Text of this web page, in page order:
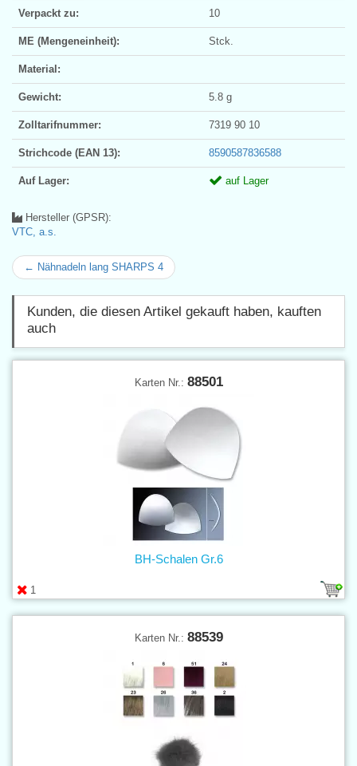
Verpackt zu: 10
ME (Mengeneinheit): Stck.
Material:
Gewicht: 5.8 g
Zolltarifnummer: 7319 90 10
Strichcode (EAN 13): 8590587836588
Auf Lager: auf Lager
Hersteller (GPSR):
VTC, a.s.
← Nähnadeln lang SHARPS 4
Kunden, die diesen Artikel gekauft haben, kauften
auch
Karten Nr.: 88501
1
BH-Schalen Gr.6
Karten Nr.: 88539